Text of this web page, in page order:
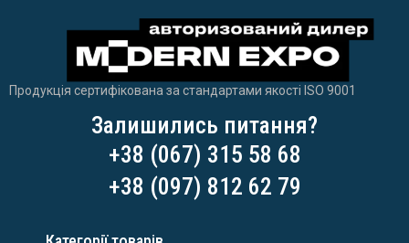
Продукція сертифікована за стандартами якості ISO 9001
Залишились питання?
+38 (067) 315 58 68
+38 (097) 812 62 79